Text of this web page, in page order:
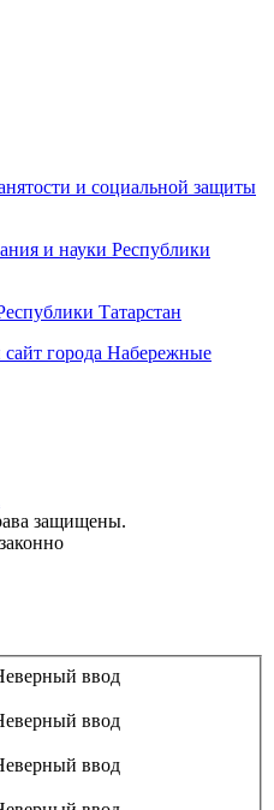
и социальной защиты
и науки Республики
Татарстан
города Набережные
защищены.
ввод
ввод
ввод